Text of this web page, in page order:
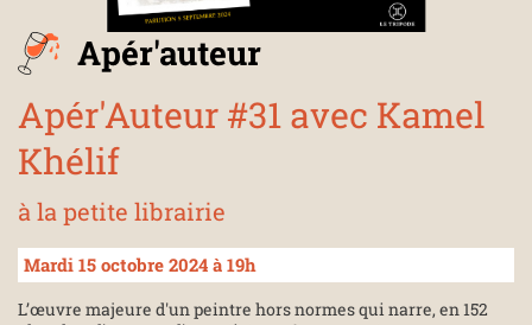
Apér'auteur
Apér'Auteur #31 avec Kamel
Khélif
à la petite librairie
Mardi 15 octobre 2024 à 19h
L’œuvre majeure d'un peintre hors normes qui narre, en 152